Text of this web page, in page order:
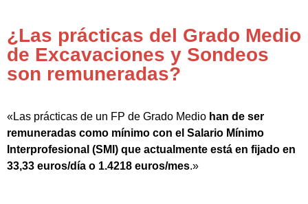
¿Las prácticas del Grado Medio
de Excavaciones y Sondeos
son remuneradas?
«Las prácticas de un FP de Grado Medio han de ser
remuneradas como mínimo con el Salario Mínimo
Interprofesional (SMI) que actualmente está en fijado en
33,33 euros/día o 1.4218 euros/mes.»